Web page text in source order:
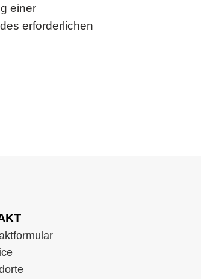
einer
erforderlichen